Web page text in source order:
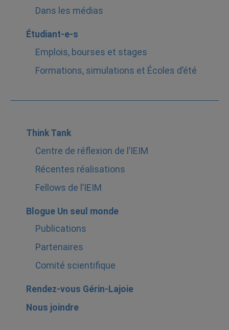
Dans les médias
Étudiant-e-s
Emplois, bourses et stages
Formations, simulations et Écoles d’été
Think Tank
Centre de réflexion de l’IEIM
Récentes réalisations
Fellows de l’IEIM
Blogue Un seul monde
Publications
Partenaires
Comité scientifique
Rendez-vous Gérin-Lajoie
Nous joindre